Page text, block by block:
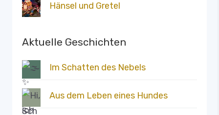
Hänsel und Gretel
Aktuelle Geschichten
Im Schatten des Nebels
Aus dem Leben eines Hundes